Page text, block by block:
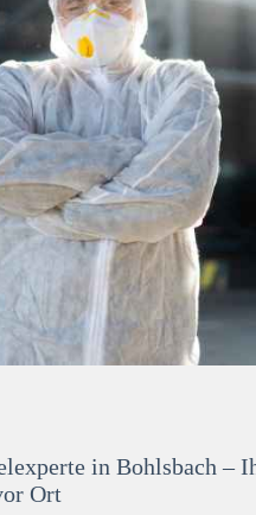
in Bohlsbach –
Ort